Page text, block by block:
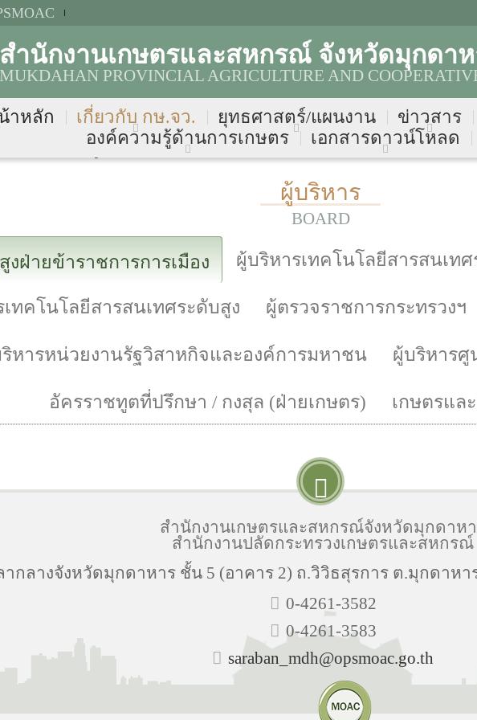
สำนักงานเกษตรและสหกรณ์ จังหวัดมุกดา
MUKDAHAN PROVINCIAL AGRICULTURE AND
าหลัก เกี่ยวกับ กษ.จว. ยุทธศาสตร์/แผนงาน ข่าวสาร
องค์ความรู้ด้านการเกษตร
เอกสารดาวน์โหลด
ผู้บริหาร
BOARD
งฝ่ายข้าราชการการเมือง ผู้บริหารเทคโนโลยีสารสนเท
ทคโนโลยีสารสนเทศระดับสูง ผู้ตรวจราชการกระทรวงฯ
หารหน่วยงานรัฐวิสาหกิจและองค์การมหาชน ผู้บริหารศู
อัครราชทูตที่ปรึกษา / กงสุล (ฝ่ายเกษตร) เกษตรแล
สำนักงานเกษตรและสหกรณ์จังหวัดมุกดาห
สำนักงานปลัดกระทรวงเกษตรและสหกรณ์
ากลางจังหวัดมุกดาหาร ชั้น 5 (อาคาร 2) ถ.วิวิธสุรการ ต.มุกดาหา
0-4261-3582
0-4261-3583
saraban_mdh@opsmoac.go.th